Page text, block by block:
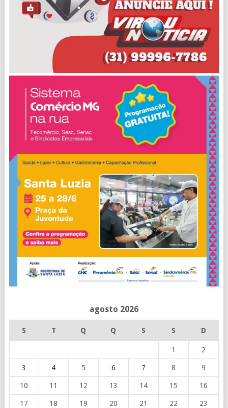
agosto 2026
S T Q Q S S D
1 2
3 4 5 6 7 8 9
10 11 12 13 14 15 16
17 18 19 20 21 22 23